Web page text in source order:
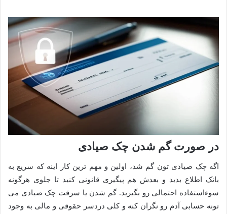
در صورت گم شدن چک صیادی
اگه چک صیادی تون گم شد، اولین و مهم ترین کار اینه که سریع به
بانک اطلاع بدید و بعدش هم پیگیری قانونی کنید تا جلوی هرگونه
سوءاستفاده احتمالی رو بگیرید. گم شدن یا سرقت چک صیادی می
تونه حسابی آدم رو نگران کنه و کلی دردسر حقوقی و مالی به وجود